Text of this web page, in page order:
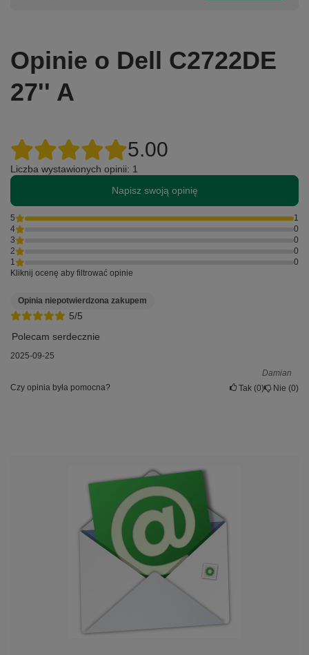
Opinie o Dell C2722DE
27'' A
5.00
Liczba wystawionych opinii: 1
Napisz swoją opinię
5
1
4
0
3
0
2
0
1
0
Kliknij ocenę aby filtrować opinie
5/5
Opinia niepotwierdzona zakupem
Polecam serdecznie
2025-09-25
Damian
Czy opinia była pomocna?
Tak 0 Nie 0